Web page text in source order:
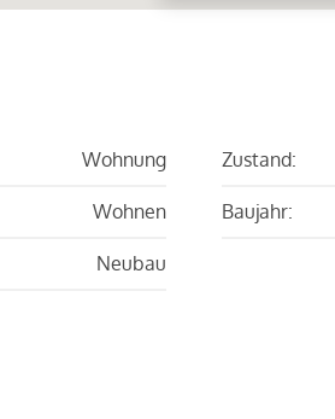
Wohnung
Wohnen
Neubau
Zustand:
Baujahr: